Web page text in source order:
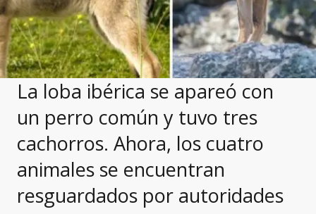
La loba ibérica se apareó con
un perro común y tuvo tres
cachorros. Ahora, los cuatro
animales se encuentran
resguardados por autoridades